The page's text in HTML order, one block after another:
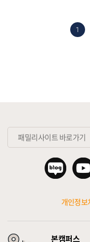
1
패밀리사이트 바로가기
개인정보
본캠퍼스